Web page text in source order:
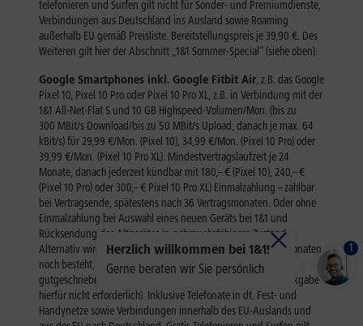
1
Herzlich willkommen bei 1&1!
Gerne beraten wir Sie persönlich